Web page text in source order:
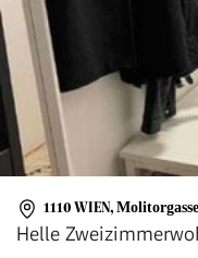
1110 WIEN, Molitorgasse
Helle